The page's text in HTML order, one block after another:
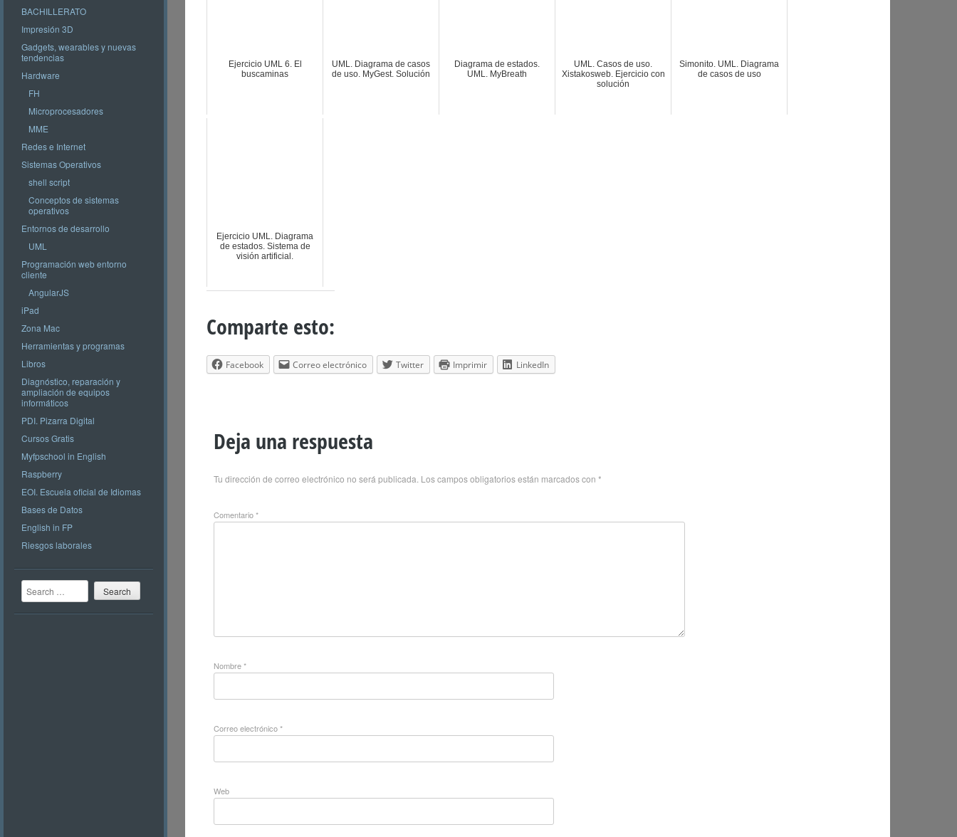
BACHILLERATO
Impresión 3D
Gadgets, wearables y nuevas
tendencias
Hardware
FH
Microprocesadores
MME
Redes e Internet
Sistemas Operativos
shell script
Conceptos de sistemas
operativos
Entornos de desarrollo
UML
Programación web entorno
cliente
AngularJS
iPad
Zona Mac
Herramientas y programas
Libros
Diagnóstico, reparación y
ampliación de equipos
informáticos
PDI. Pizarra Digital
Cursos Gratis
Myfpschool in English
Raspberry
EOI. Escuela oficial de Idiomas
Bases de Datos
English in FP
Riesgos laborales
Search
Ejercicio UML 6. El
buscaminas
UML. Diagrama de casos
de uso. MyGest. Solución
Diagrama de estados.
UML. MyBreath
UML. Casos de uso.
Xistakosweb. Ejercicio con
solución
Simonito. UML. Diagrama
de casos de uso
Ejercicio UML. Diagrama
de estados. Sistema de
visión artificial.
Comparte esto:
Facebook Correo electrónico Twitter Imprimir LinkedIn
Deja una respuesta
Tu dirección de correo electrónico no será publicada. Los campos obligatorios están marcados con *
Comentario*
Nombre*
Correo electrónico*
Web